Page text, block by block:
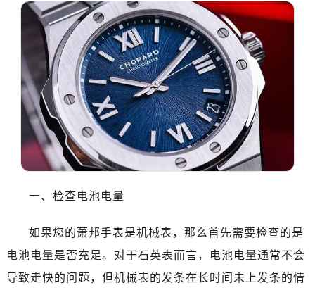
一、检查电池电量
如果您的萧邦手表是机械表，那么首先需要检查的是
电池电量是否充足。对于石英表而言，电池电量通常不会
导致走快的问题，但机械表的发条在长时间未上发条的情